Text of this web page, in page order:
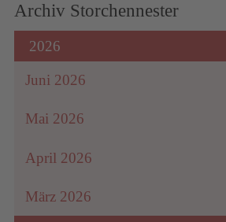
Archiv Storchennester
2026
Juni 2026
Mai 2026
April 2026
März 2026